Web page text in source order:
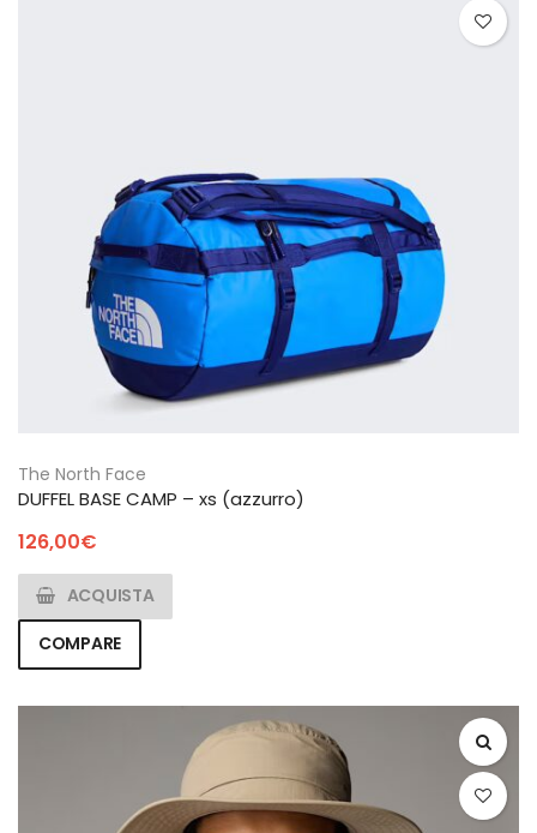
The North Face
DUFFEL BASE CAMP – xs (azzurro)
126,00€
ACQUISTA
COMPARE